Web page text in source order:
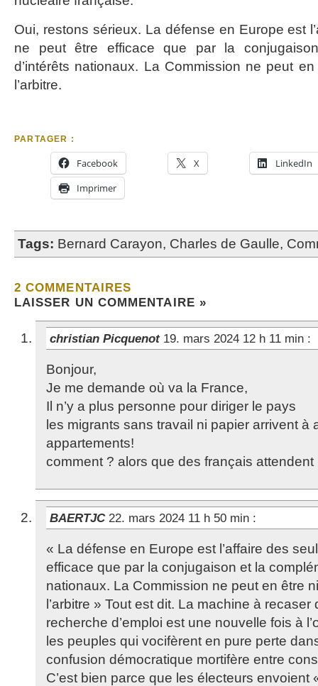
Oui, restons sérieux. La défense en Europe est
ne peut être efficace que par la
d’intérêts nationaux. La Commission ne peut
l’arbitre.
PARTAGER :
Facebook X
LinkedIn
Imprimer
Tags: Bernard Carayon, Charles de Gaulle,
2 COMMENTAIRES
LAISSER UN COMMENTAIRE »
christian Picquenot 19. mars 2024 12 h 11 min :
Bonjour,
Je me demande où va la France,
Il n’y a plus personne pour diriger le pays
les migrants sans travail ni papier arrivent à
appartements!
comment ? alors que des français attendent
BAERTJC 22. mars 2024 11 h 50 min :
« La défense en Europe est l’affaire des
efficace que par la conjugaison et la
nationaux. La Commission ne peut en être
l’arbitre » Tout est dit. La machine à
recherche d’emploi est une nouvelle fois à
les peuples qui vocifèrent en pure perte
confusion démocratique mortifère entre
C’est bien parce que les électeurs envoient